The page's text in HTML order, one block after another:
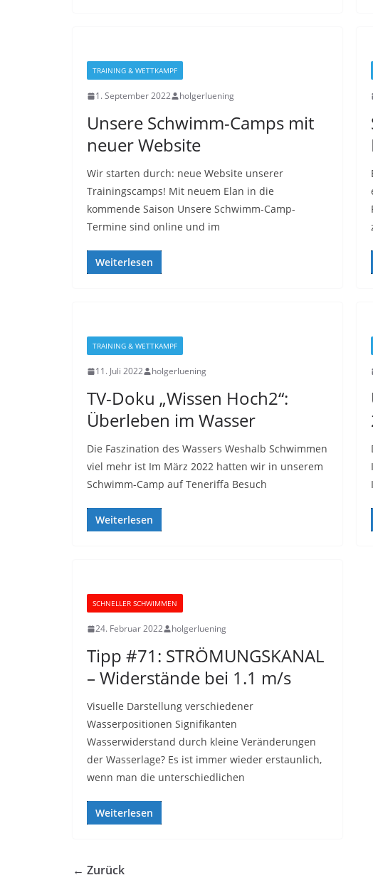
TRAINING & WETTKAMPF
1. September 2022 holgerluening
Unsere Schwimm-Camps mit
neuer Website
Wir starten durch: neue Website unserer
Trainingscamps! Mit neuem Elan in die
kommende Saison Unsere Schwimm-Camp-
Termine sind online und im
Weiterlesen
TRAINING & WETTKAMPF
11. Juli 2022 holgerluening
TV-Doku „Wissen Hoch2“:
Überleben im Wasser
Die Faszination des Wassers Weshalb Schwimmen
viel mehr ist Im März 2022 hatten wir in unserem
Schwimm-Camp auf Teneriffa Besuch
Weiterlesen
SCHNELLER SCHWIMMEN
24. Februar 2022 holgerluening
Tipp #71: STRÖMUNGSKANAL
– Widerstände bei 1.1 m/s
Visuelle Darstellung verschiedener
Wasserpositionen Signifikanten
Wasserwiderstand durch kleine Veränderungen
der Wasserlage? Es ist immer wieder erstaunlich,
wenn man die unterschiedlichen
Weiterlesen
← Zurück